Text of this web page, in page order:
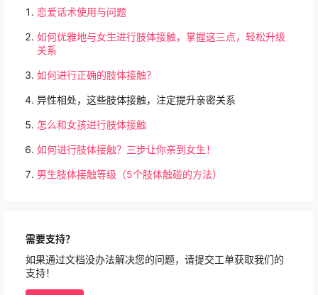
恋爱话术使用与问题
如何优雅地与女生进行肢体接触，掌握这三点，轻松升级
关系
如何进行正确的肢体接触？
异性相处，这些肢体接触，注定提升亲密关系
怎么和女孩进行肢体接触
如何进行肢体接触？三步让你亲到女生！
男生肢体接触等级（5个肢体触碰的方法）
需要支持？
如果通过文档没办法解决您的问题，请提交工单获取我们的
支持！